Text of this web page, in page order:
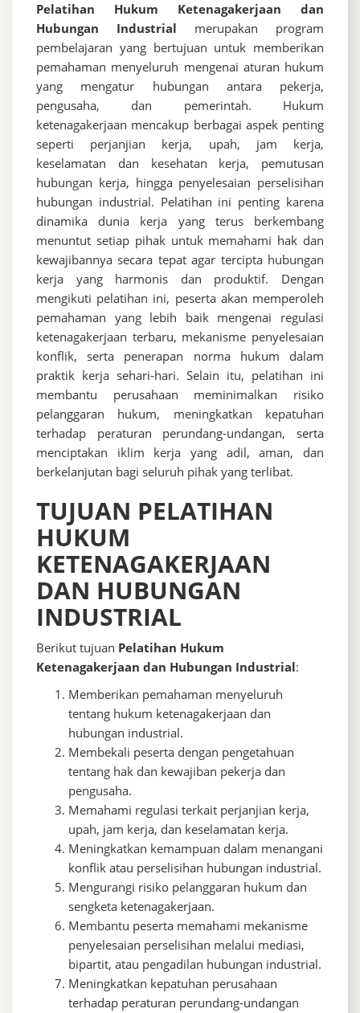
Pelatihan Hukum Ketenagakerjaan dan
Hubungan Industrial merupakan program
pembelajaran yang bertujuan untuk memberikan
pemahaman menyeluruh mengenai aturan hukum
yang mengatur hubungan antara pekerja,
pengusaha, dan pemerintah. Hukum
ketenagakerjaan mencakup berbagai aspek penting
seperti perjanjian kerja, upah, jam kerja,
keselamatan dan kesehatan kerja, pemutusan
hubungan kerja, hingga penyelesaian perselisihan
hubungan industrial. Pelatihan ini penting karena
dinamika dunia kerja yang terus berkembang
menuntut setiap pihak untuk memahami hak dan
kewajibannya secara tepat agar tercipta hubungan
kerja yang harmonis dan produktif. Dengan
mengikuti pelatihan ini, peserta akan memperoleh
pemahaman yang lebih baik mengenai regulasi
ketenagakerjaan terbaru, mekanisme penyelesaian
konflik, serta penerapan norma hukum dalam
praktik kerja sehari-hari. Selain itu, pelatihan ini
membantu perusahaan meminimalkan risiko
pelanggaran hukum, meningkatkan kepatuhan
terhadap peraturan perundang-undangan, serta
menciptakan iklim kerja yang adil, aman, dan
berkelanjutan bagi seluruh pihak yang terlibat.
TUJUAN PELATIHAN
HUKUM
KETENAGAKERJAAN
DAN HUBUNGAN
INDUSTRIAL
Berikut tujuan Pelatihan Hukum
Ketenagakerjaan dan Hubungan Industrial:
Memberikan pemahaman menyeluruh
tentang hukum ketenagakerjaan dan
hubungan industrial.
Membekali peserta dengan pengetahuan
tentang hak dan kewajiban pekerja dan
pengusaha.
Memahami regulasi terkait perjanjian kerja,
upah, jam kerja, dan keselamatan kerja.
Meningkatkan kemampuan dalam menangani
konflik atau perselisihan hubungan industrial.
Mengurangi risiko pelanggaran hukum dan
sengketa ketenagakerjaan.
Membantu peserta memahami mekanisme
penyelesaian perselisihan melalui mediasi,
bipartit, atau pengadilan hubungan industrial.
Meningkatkan kepatuhan perusahaan
terhadap peraturan perundang-undangan